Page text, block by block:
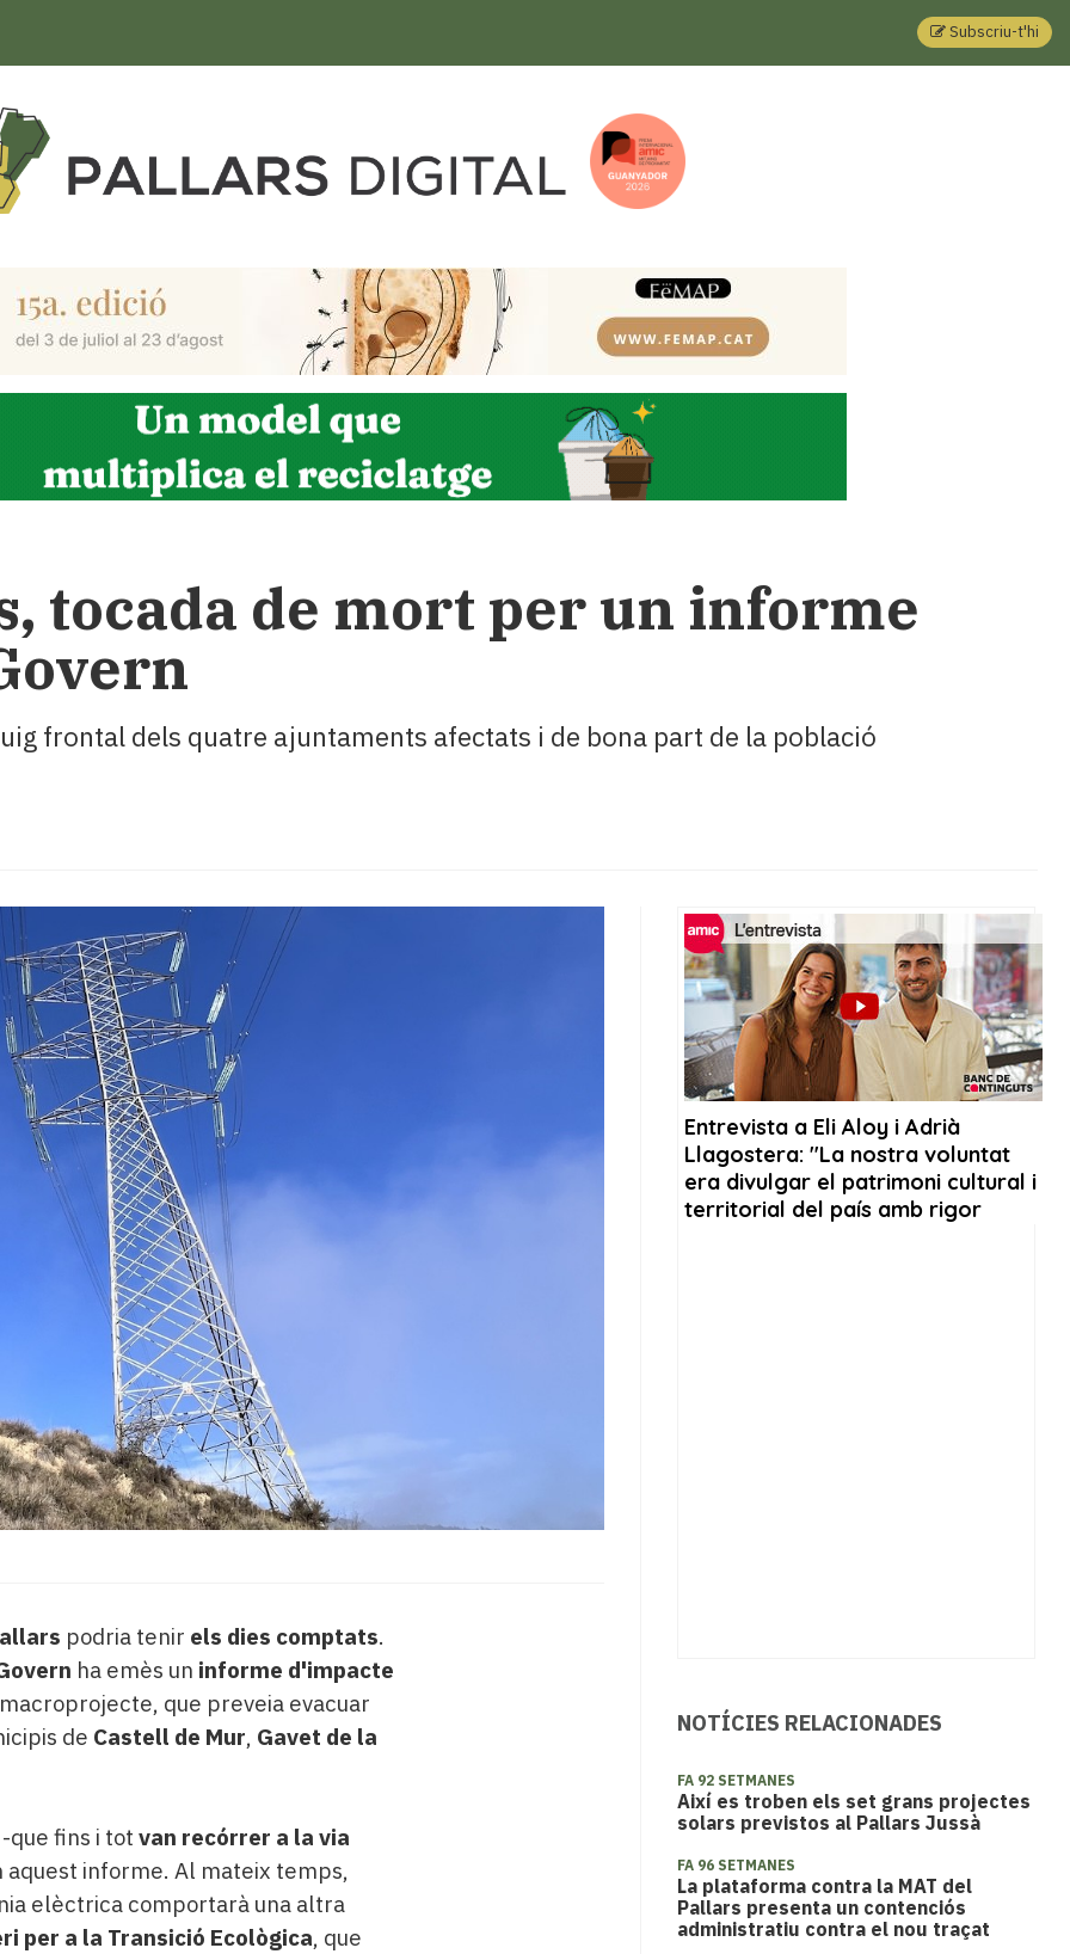
Subscriu-t'hi
tocada de mort per un informe
frontal dels quatre ajuntaments afectats i de bona part de la població
podria tenir els dies comptats.
ha emès un informe d'impacte
que preveia evacuar
de Castell de Mur, Gavet de la
que fins i tot van recórrer a la via
informe. Al mateix temps,
elèctrica comportarà una altra
per a la Transició Ecològica, que
NOTÍCIES RELACIONADES
FA 92 SETMANES
Així es troben els set grans projectes
solars previstos al Pallars Jussà
FA 96 SETMANES
La plataforma contra la MAT del
Pallars presenta un contenciós
administratiu contra el nou traçat